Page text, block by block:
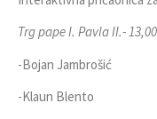
Trg pape I. Pavla II.-
-Bojan Jambrošić
-Klaun Blento